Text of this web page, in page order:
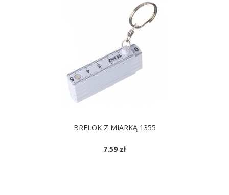
BRELOK Z MIARKĄ 1355
7.59 zł